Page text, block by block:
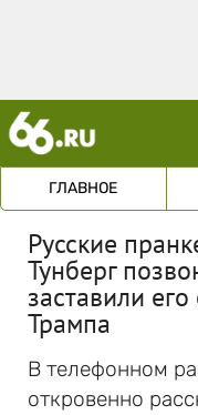
ГЛАВНОЕ
Русские
Тунберг
заставили
Трампа
В телефонном
откровенно